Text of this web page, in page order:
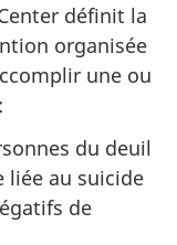
définit la
organisée
une ou
du deuil
liée au suicide
de